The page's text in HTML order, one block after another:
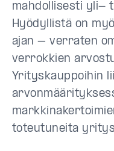
mahdollisesti yli-
Hyödyllistä on
ajan – verraten
verrokkien
Yrityskauppoihin
toteutuneita